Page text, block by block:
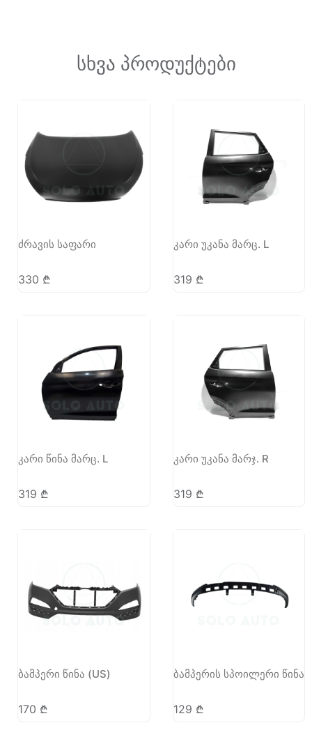
სხვა პროდუქტები
ძრავის საფარი
330 ₾
კარი უკანა მარც. L
319 ₾
კარი წინა მარც. L
319 ₾
კარი უკანა მარჯ. R
319 ₾
ბამპერი წინა (US)
170 ₾
ბამპერის სპოილერი წინა
129 ₾